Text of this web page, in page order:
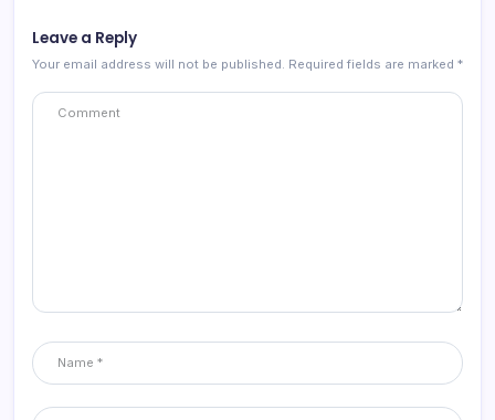
Leave a Reply
Your email address will not be published. Required fields are marked *